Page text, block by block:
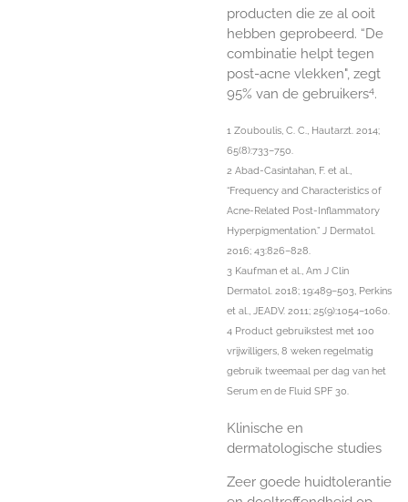
producten die ze al ooit
hebben geprobeerd. “De
combinatie helpt tegen
post-acne vlekken", zegt
95% van de gebruikers4.
1 Zouboulis, C. C., Hautarzt. 2014;
65(8):733–750.
2 Abad-Casintahan, F. et al.,
“Frequency and Characteristics of
Acne-Related Post-Inflammatory
Hyperpigmentation.” J Dermatol.
2016; 43:826–828.
3 Kaufman et al., Am J Clin
Dermatol. 2018; 19:489–503, Perkins
et al., JEADV. 2011; 25(9):1054–1060.
4 Product gebruikstest met 100
vrijwilligers, 8 weken regelmatig
gebruik tweemaal per dag van het
Serum en de Fluid SPF 30.
Klinische en
dermatologische studies
Zeer goede huidtolerantie